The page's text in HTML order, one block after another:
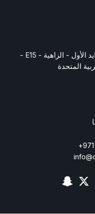
البرج الذهبي - مكتب 404 شارع زايد الأول - الزاهية - E15 -
المتحدة